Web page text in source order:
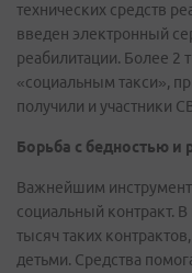
технических средств
введен электронный
реабилитации. Более 2
«социальным такси»,
получили и участники
Борьба с бедностью и
Важнейшим
социальный контракт.
тысяч таких
детьми. Средства